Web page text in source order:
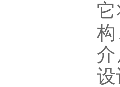
设